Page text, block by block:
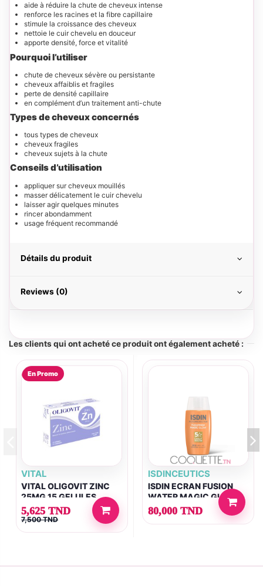
aide à réduire la chute de cheveux intense
renforce les racines et la fibre capillaire
stimule la croissance des cheveux
nettoie le cuir chevelu en douceur
apporte densité, force et vitalité
Pourquoi l’utiliser
chute de cheveux sévère ou persistante
cheveux affaiblis et fragiles
perte de densité capillaire
en complément d’un traitement anti-chute
Types de cheveux concernés
tous types de cheveux
cheveux fragiles
cheveux sujets à la chute
Conseils d’utilisation
appliquer sur cheveux mouillés
masser délicatement le cuir chevelu
laisser agir quelques minutes
rincer abondamment
usage fréquent recommandé
Détails du produit
Reviews (0)
Les clients qui ont acheté ce produit ont également acheté :
En Promo
VITAL
VITAL OLIGOVIT ZINC
25MG 15 GELULES
5,625 TND
7,500 TND
ISDINCEUTICS
ISDIN ECRAN FUSION
WATER MAGIC GLOW
SPF50+ 50ML
80,000 TND